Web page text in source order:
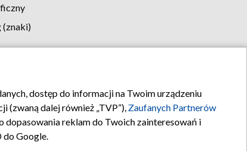
(znaki)
Kontakt
dostęp do informacji na Twoim urządzeniu
(zwaną dalej również „TVP”), Zaufanych Partnerów
reklam do Twoich zainteresowań i
do Google.